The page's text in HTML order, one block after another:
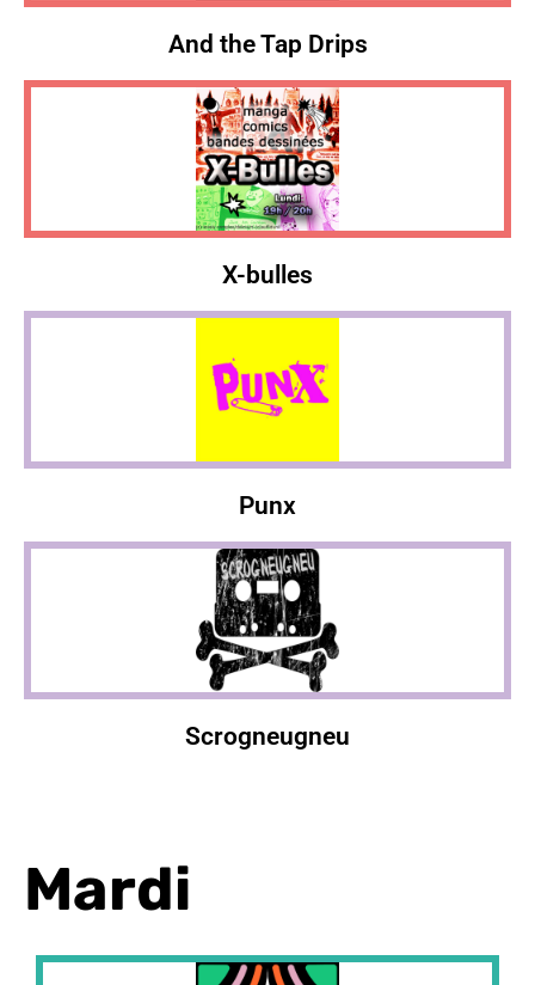
And the Tap Drips
X-bulles
Punx
Scrogneugneu
Mardi